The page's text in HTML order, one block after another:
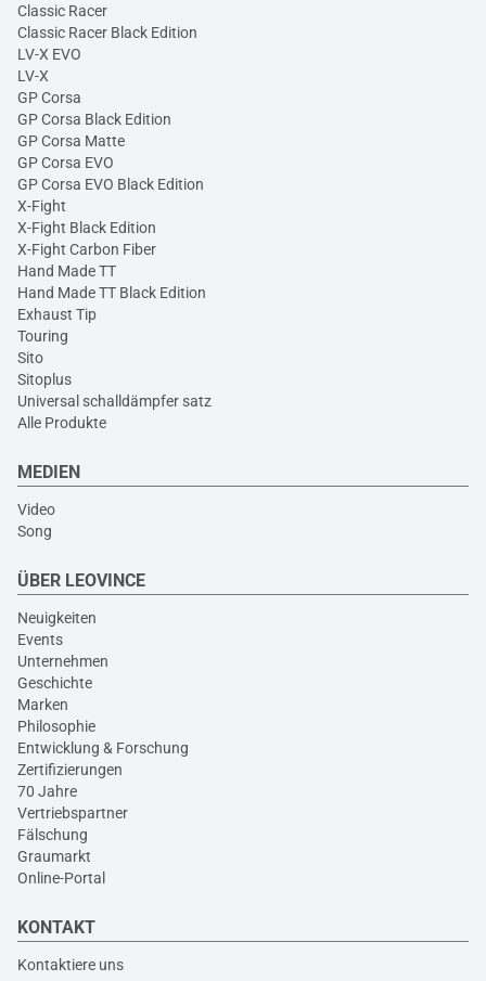
Classic Racer
Classic Racer Black Edition
LV-X EVO
LV-X
GP Corsa
GP Corsa Black Edition
GP Corsa Matte
GP Corsa EVO
GP Corsa EVO Black Edition
X-Fight
X-Fight Black Edition
X-Fight Carbon Fiber
Hand Made TT
Hand Made TT Black Edition
Exhaust Tip
Touring
Sito
Sitoplus
Universal schalldämpfer satz
Alle Produkte
MEDIEN
Video
Song
ÜBER LEOVINCE
Neuigkeiten
Events
Unternehmen
Geschichte
Marken
Philosophie
Entwicklung & Forschung
Zertifizierungen
70 Jahre
Vertriebspartner
Fälschung
Graumarkt
Online-Portal
KONTAKT
Kontaktiere uns